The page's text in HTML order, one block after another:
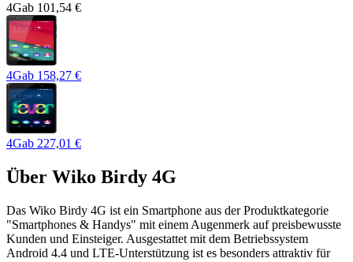
4Gab 101,54 €
4Gab 158,27 €
4Gab 227,01 €
Über Wiko Birdy 4G
Das Wiko Birdy 4G ist ein Smartphone aus der Produktkategorie
"Smartphones & Handys" mit einem Augenmerk auf preisbewusste
Kunden und Einsteiger. Ausgestattet mit dem Betriebssystem
Android 4.4 und LTE-Unterstützung ist es besonders attraktiv für